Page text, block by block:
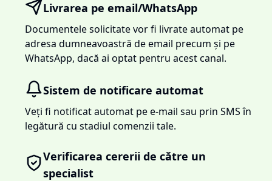
Livrarea pe email/WhatsApp
Documentele solicitate vor fi livrate automat pe
adresa dumneavoastră de email precum și pe
WhatsApp, dacă ai optat pentru acest canal.
Sistem de notificare automat
Veți fi notificat automat pe e-mail sau prin SMS în
legătură cu stadiul comenzii tale.
Verificarea cererii de către un
specialist